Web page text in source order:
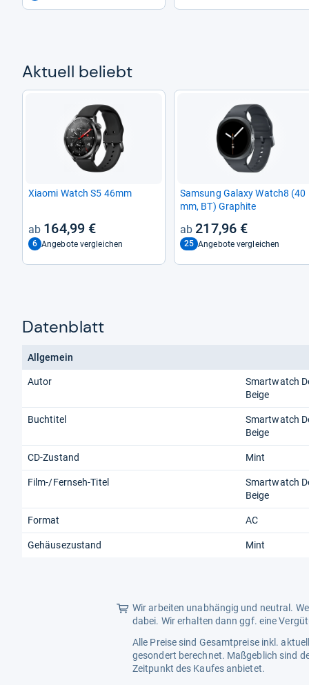
Aktu­ell beliebt
Xiaomi Watch S5 46mm
164,99 €
6 Angebote vergleichen
Sam­sung Galaxy Watch8 (40
mm, BT) Gra­phite
217,96 €
25 Angebote vergleichen
Datenblatt
Allgemein
Autor
Smartwatch
Beige
Buchtitel
Smartwatch
Beige
CD-Zustand Mint
Film-/Fernseh-Titel
Smartwatch
Beige
Format AC
Gehäusezustand Mint
Wir arbeiten unabhängig und neutral.
dabei. Wir erhalten dann ggf. eine
Alle Preise sind Gesamtpreise inkl.
gesondert berechnet. Maßgeblich sind
Zeitpunkt des Kaufes anbietet.